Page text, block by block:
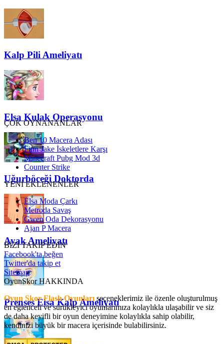
Kalp Pili Ameliyatı
Elsa Kulak Operasyonu
Uğurböceği Doktorda
Ayak Ameliyatı
Prenses Elsa Kalp Ameliyatı
ÇOK OYNANANLAR
Ben 10 Macera Adası
Finn Jake İskeletlere Karşı
Minecraft Pubg Mod 3d
Counter Strike
YENİ EKLENENLER
Elsa Moda Çarkı
Metroda Savaş
Gwen Oda Dekorasyonu
Ajan P Macera
BİZİ TAKİP EDİN
Facebook'ta beğen
Twitter'da takip et
Sitemap
OyunSkor HAKKINDA
Oyun Skor Flash Oyunları seçeneklerimiz ile özenle oluşturulmuş
en eğlenceli ve sürükleyici oyunlarımıza kolaylıkla ulaşabilir ve siz
de daha keyifli bir oyun deneyimine kolaylıkla sahip olabilir,
kendinizi büyük bir macera içerisinde bulabilirsiniz.